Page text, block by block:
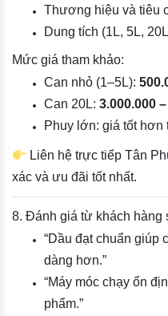
Thương hiệu và tiêu
Dung tích (1L, 5L,
Mức giá tham khảo:
Can nhỏ (1–5L):
Can 20L: 3.000.000
Phuy lớn: giá tốt hơn
Liên hệ trực tiếp Tân
xác và ưu đãi tốt nhất.
8. Đánh giá từ khách hàng
“Dầu đạt chuẩn giúp
dàng hơn.”
“Máy móc chạy ổn
phẩm.”